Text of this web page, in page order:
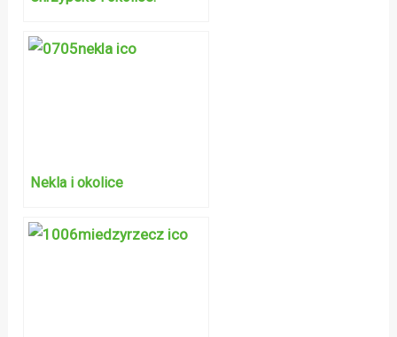
Nekla i okolice